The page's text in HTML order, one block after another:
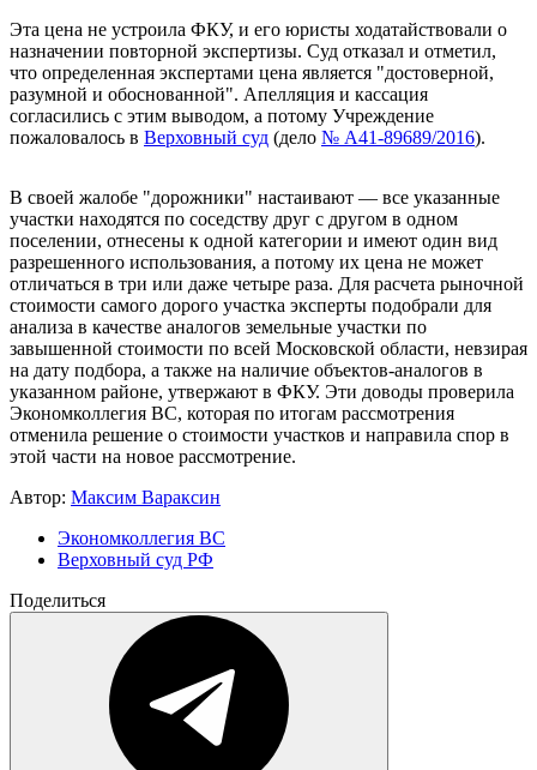
Эта цена не устроила ФКУ, и его юристы ходатайствовали о
назначении повторной экспертизы. Суд отказал и отметил,
что определенная экспертами цена является "достоверной,
разумной и обоснованной". Апелляция и кассация
согласились с этим выводом, а потому Учреждение
пожаловалось в Верховный суд (дело № А41-89689/2016).
В своей жалобе "дорожники" настаивают — все указанные
участки находятся по соседству друг с другом в одном
поселении, отнесены к одной категории и имеют один вид
разрешенного использования, а потому их цена не может
отличаться в три или даже четыре раза. Для расчета рыночной
стоимости самого дорого участка эксперты подобрали для
анализа в качестве аналогов земельные участки по
завышенной стоимости по всей Московской области, невзирая
на дату подбора, а также на наличие объектов-аналогов в
указанном районе, утвержают в ФКУ. Эти доводы проверила
Экономколлегия ВС, которая по итогам рассмотрения
отменила решение о стоимости участков и направила спор в
этой части на новое рассмотрение.
Автор: Максим Вараксин
Экономколлегия ВС
Верховный суд РФ
Поделиться